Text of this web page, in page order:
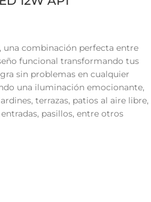
una combinación perfecta entre
funcional transformando tus
sin problemas en cualquier
una iluminación emocionante,
terrazas, patios al aire libre,
pasillos, entre otros